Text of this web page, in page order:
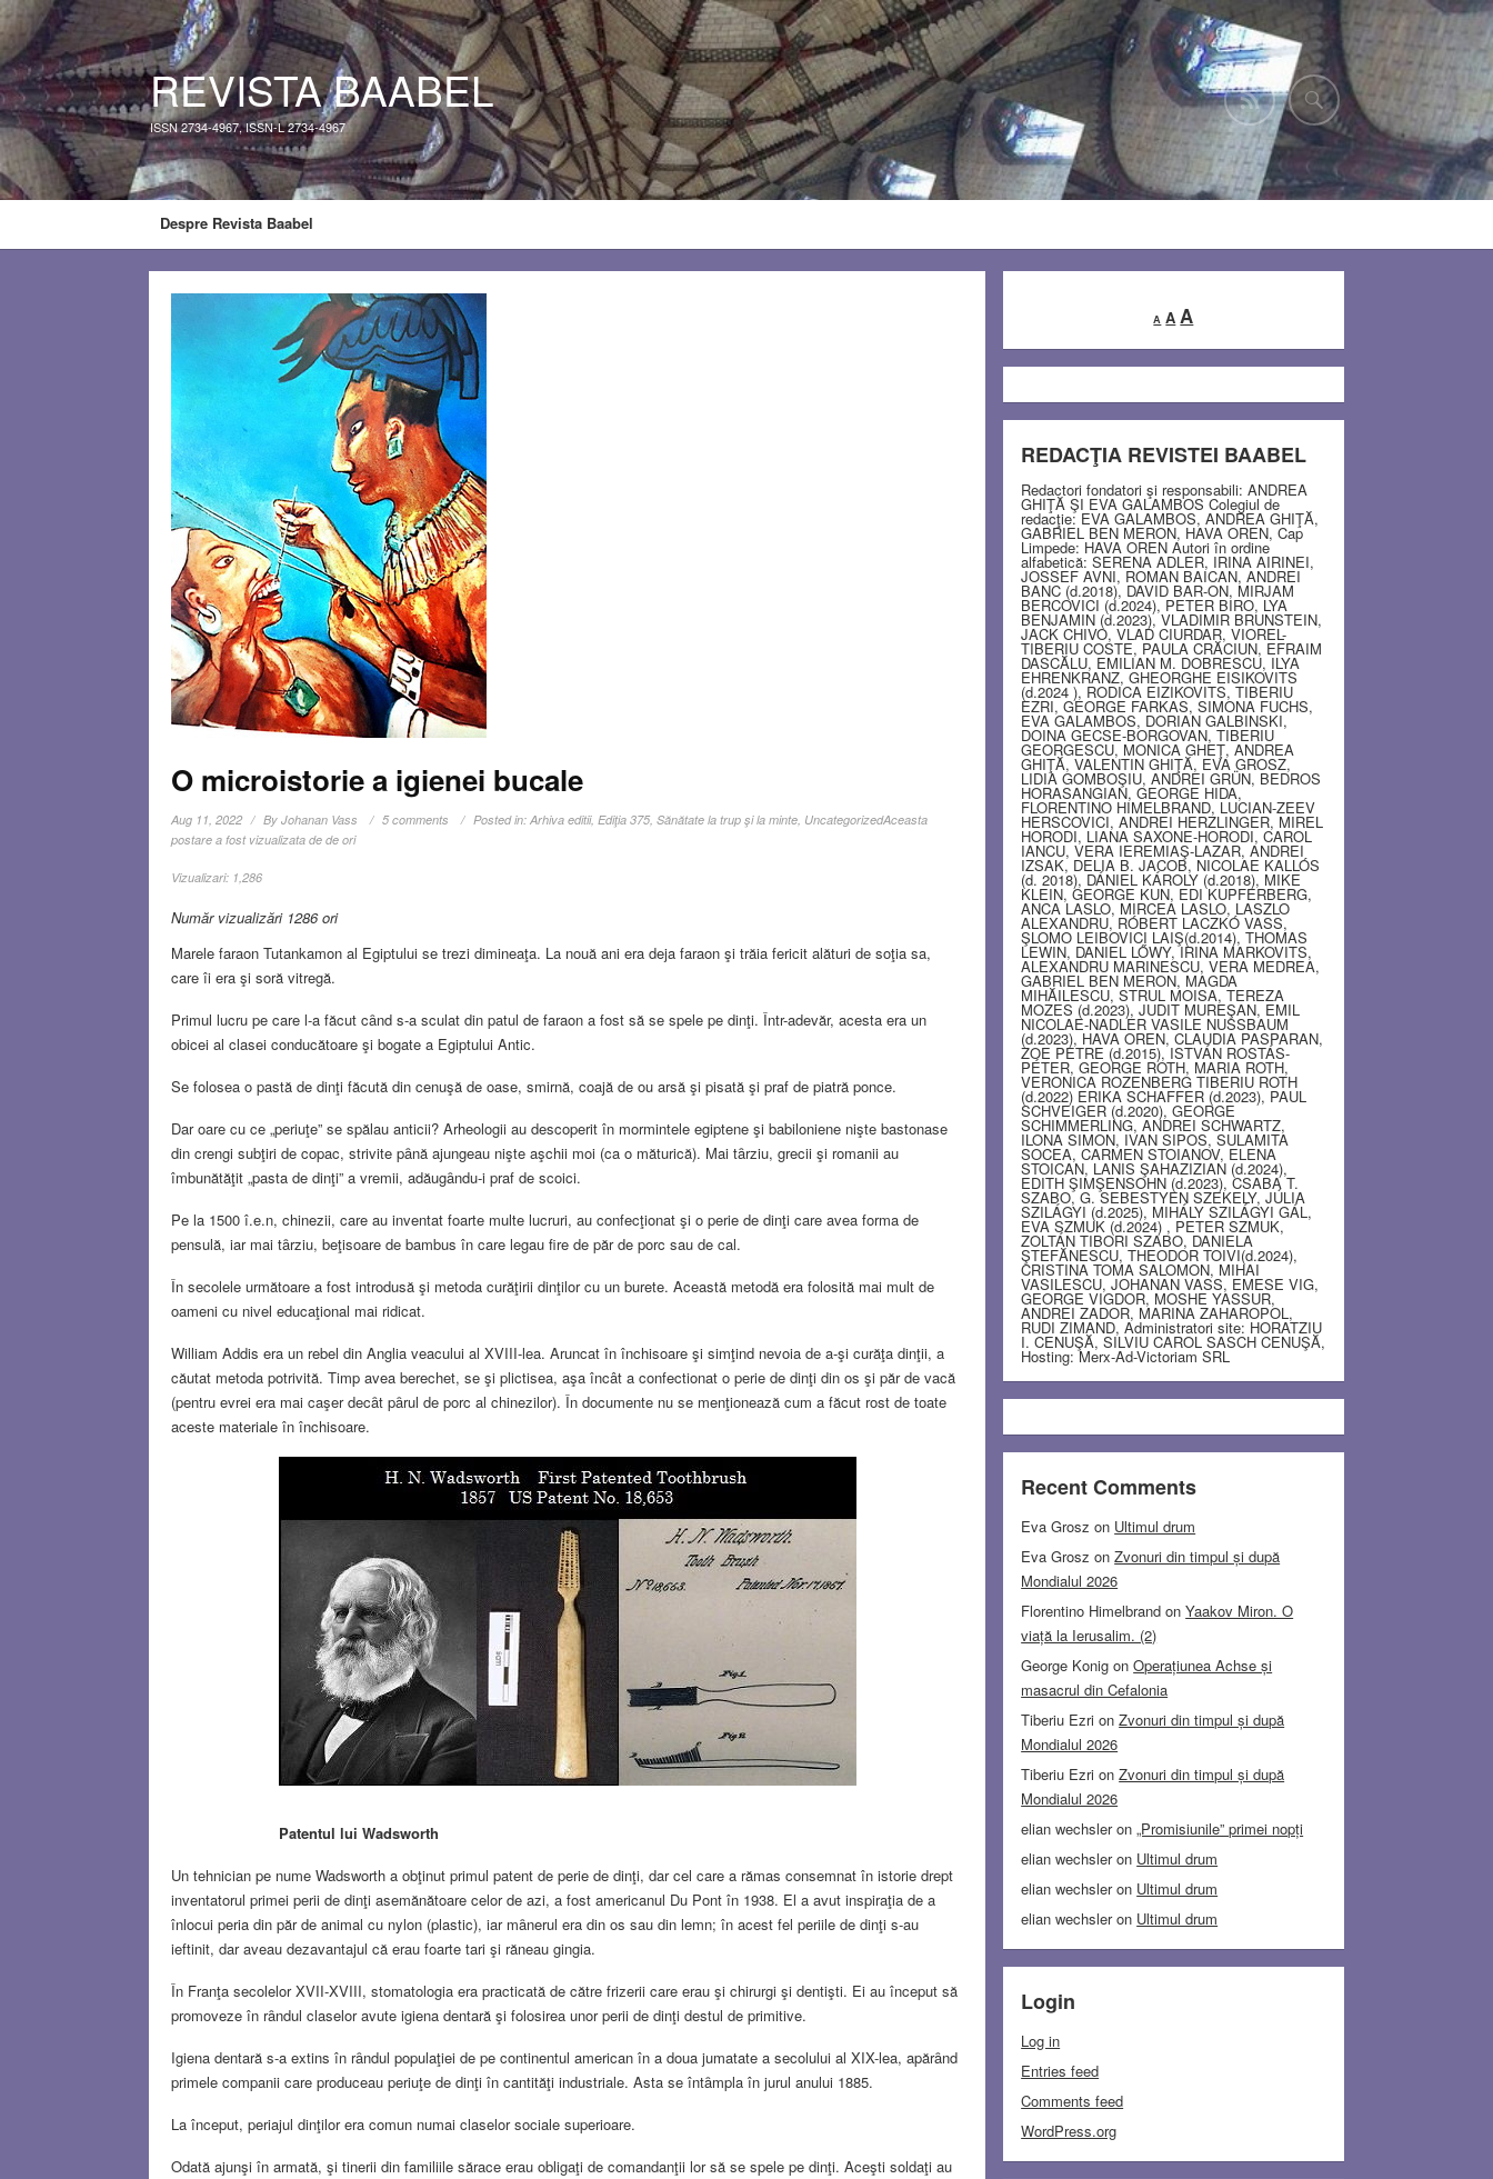
REVISTA BAABEL
ISSN 2734-4967, ISSN-L 2734-4967
Despre Revista Baabel
O microistorie a igienei bucale
Aug 11, 2022 ByJohanan Vass 5 comments Posted in:Arhiva editii,Ediţia 375,Sănătate la trup şi la minte, UncategorizedAceasta
postare a fost vizualizata de de ori
Vizualizari: 1,286
Număr vizualizări 1286 ori
Marele faraon Tutankamon al Egiptului se trezi dimineaţa. La nouă ani era deja faraon şi trăia fericit alături de soţia sa,
care îi era şi soră vitregă.
Primul lucru pe care l-a făcut cȃnd s-a sculat din patul de faraon a fost să se spele pe dinţi. Într-adevăr, acesta era un
obicei al clasei conducătoare şi bogate a Egiptului Antic.
Se folosea o pastă de dinţi făcută din cenuşă de oase, smirnă, coajă de ou arsă şi pisată şi praf de piatră ponce.
Dar oare cu ce „periuţe” se spălau anticii? Arheologii au descoperit în mormintele egiptene şi babiloniene nişte bastonase
din crengi subţiri de copac, strivite pȃnă ajungeau nişte aşchii moi (ca o măturică). Mai tȃrziu, grecii şi romanii au
îmbunătăţit „pasta de dinţi” a vremii, adăugȃndu-i praf de scoici.
Pe la 1500 î.e.n, chinezii, care au inventat foarte multe lucruri, au confecţionat şi o perie de dinţi care avea forma de
pensulă, iar mai tȃrziu, beţisoare de bambus în care legau fire de păr de porc sau de cal.
În secolele următoare a fost introdusă şi metoda curăţirii dinţilor cu un burete. Această metodă era folosită mai mult de
oameni cu nivel educaţional mai ridicat.
William Addis era un rebel din Anglia veacului al XVIII-lea. Aruncat în închisoare şi simţind nevoia de a-şi curăţa dinţii, a
căutat metoda potrivită. Timp avea berechet, se şi plictisea, aşa încât a confectionat o perie de dinţi din os şi păr de vacă
(pentru evrei era mai caşer decȃt pȃrul de porc al chinezilor). În documente nu se menţionează cum a făcut rost de toate
aceste materiale în închisoare.
Patentul lui Wadsworth
Un tehnician pe nume Wadsworth a obţinut primul patent de perie de dinţi, dar cel care a rămas consemnat în istorie drept
inventatorul primei perii de dinţi asemănătoare celor de azi, a fost americanul Du Pont în 1938. El a avut inspiraţia de a
înlocui peria din păr de animal cu nylon (plastic), iar mȃnerul era din os sau din lemn; în acest fel periile de dinţi s-au
ieftinit, dar aveau dezavantajul că erau foarte tari şi răneau gingia.
În Franţa secolelor XVII-XVIII, stomatologia era practicată de către frizerii care erau şi chirurgi şi dentişti. Ei au început să
promoveze în rȃndul claselor avute igiena dentară şi folosirea unor perii de dinţi destul de primitive.
Igiena dentară s-a extins în rȃndul populaţiei de pe continentul american în a doua jumatate a secolului al XIX-lea, apărȃnd
primele companii care produceau periuţe de dinţi în cantităţi industriale. Asta se întȃmpla în jurul anului 1885.
La început, periajul dinţilor era comun numai claselor sociale superioare.
Odată ajunşi în armată, şi tinerii din familiile sărace erau obligaţi de comandanţii lor să se spele pe dinţi. Aceşti soldaţi au
A
Decrease
font
A Reset
AIncrease
font
REDACŢIA REVISTEI BAABEL
Redactori fondatori şi responsabili: ANDREA
GHIŢĂ ŞI EVA GALAMBOS Colegiul de
redacţie: EVA GALAMBOS, ANDREA GHIŢĂ,
GABRIEL BEN MERON, HAVA OREN, Cap
Limpede: HAVA OREN Autori în ordine
alfabetică: SERENA ADLER, IRINA AIRINEI,
JOSSEF AVNI, ROMAN BAICAN, ANDREI
BANC (d.2018), DAVID BAR-ON, MIRJAM
BERCOVICI (d.2024), PETER BIRO, LYA
BENJAMIN (d.2023), VLADIMIR BRUNSTEIN,
JACK CHIVO, VLAD CIURDAR, VIOREL-
TIBERIU COSTE, PAULA CRĂCIUN, EFRAIM
DASCĂLU, EMILIAN M. DOBRESCU, ILYA
EHRENKRANZ, GHEORGHE EISIKOVITS
(d.2024 ), RODICA EIZIKOVITS, TIBERIU
EZRI, GEORGE FARKAS, SIMONA FUCHS,
EVA GALAMBOS, DORIAN GALBINSKI,
DOINA GECSE-BORGOVAN, TIBERIU
GEORGESCU, MONICA GHEŢ, ANDREA
GHIŢĂ, VALENTIN GHIŢĂ, EVA GROSZ,
LIDIA GOMBOŞIU, ANDREI GRÜN, BEDROS
HORASANGIAN, GEORGE HIDA,
FLORENTINO HIMELBRAND, LUCIAN-ZEEV
HERSCOVICI, ANDREI HERZLINGER, MIREL
HORODI, LIANA SAXONE-HORODI, CAROL
IANCU, VERA IEREMIAŞ-LAZAR, ANDREI
IZSAK, DELIA B. JACOB, NICOLAE KALLÓS
(d. 2018), DÁNIEL KÁROLY (d.2018), MIKE
KLEIN, GEORGE KUN, EDI KUPFERBERG,
ANCA LASLO, MIRCEA LASLO, LASZLO
ALEXANDRU, RÓBERT LACZKÓ VASS,
ŞLOMO LEIBOVICI LAIŞ(d.2014), THOMAS
LEWIN, DANIEL LŐWY, IRINA MARKOVITS,
ALEXANDRU MARINESCU, VERA MEDREA,
GABRIEL BEN MERON, MAGDA
MIHĂILESCU, STRUL MOISA, TEREZA
MOZES (d.2023), JUDIT MUREŞAN, EMIL
NICOLAE-NADLER VASILE NUSSBAUM
(d.2023), HAVA OREN, CLAUDIA PASPARAN,
ZOE PETRE (d.2015), ISTVÁN ROSTÁS-
PÉTER, GEORGE ROTH, MARIA ROTH,
VERONICA ROZENBERG TIBERIU ROTH
(d.2022) ERIKA SCHAFFER (d.2023), PAUL
SCHVEIGER (d.2020), GEORGE
SCHIMMERLING, ANDREI SCHWARTZ,
ILONA SIMON, IVAN SIPOS, SULAMITA
SOCEA, CARMEN STOIANOV, ELENA
STOICAN, LANIS ŞAHAZIZIAN (d.2024),
EDITH ŞIMŞENSOHN (d.2023), CSABA T.
SZABO, G. SEBESTYEN SZEKELY, JÚLIA
SZILÁGYI (d.2025), MIHÁLY SZILÁGYI GÁL,
EVA SZMUK (d.2024) , PETER SZMUK,
ZOLTÁN TIBORI SZABO, DANIELA
ŞTEFĂNESCU, THEODOR TOIVI(d.2024),
CRISTINA TOMA SALOMON, MIHAI
VASILESCU, JOHANAN VASS, EMESE VIG,
GEORGE VIGDOR, MOSHE YASSUR,
ANDREI ZADOR, MARINA ZAHAROPOL,
RUDI ZIMAND, Administratori site: HORATZIU
I. CENUŞĂ, SILVIU CAROL SASCH CENUŞĂ,
Hosting: Merx-Ad-Victoriam SRL
Recent Comments
Eva Grosz on Ultimul drum
Eva Grosz onZvonuri din timpul și după
Mondialul 2026
Florentino Himelbrand onYaakov Miron. O
viață la Ierusalim. (2)
George Konig onOperațiunea Achse și
masacrul din Cefalonia
Tiberiu Ezri onZvonuri din timpul și după
Mondialul 2026
Tiberiu Ezri onZvonuri din timpul și după
Mondialul 2026
elian wechsleron„Promisiunile” primei nopți
elian wechsleron Ultimul drum
elian wechsleron Ultimul drum
elian wechsleron Ultimul drum
Login
Log in
Entries feed
Comments feed
WordPress.org